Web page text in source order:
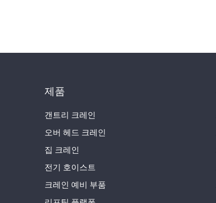
제품
갠트리 크레인
오버 헤드 크레인
집 크레인
전기 호이스트
크레인 예비 부품